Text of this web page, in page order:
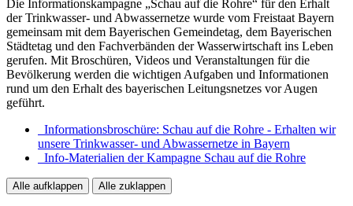
Die Informationskampagne „Schau auf die Rohre“ für den Erhalt
der Trinkwasser- und Abwassernetze wurde vom Freistaat Bayern
gemeinsam mit dem Bayerischen Gemeindetag, dem Bayerischen
Städtetag und den Fachverbänden der Wasserwirtschaft ins Leben
gerufen. Mit Broschüren, Videos und Veranstaltungen für die
Bevölkerung werden die wichtigen Aufgaben und Informationen
rund um den Erhalt des bayerischen Leitungsnetzes vor Augen
geführt.
Informationsbroschüre: Schau auf die Rohre - Erhalten wir
unsere Trinkwasser- und Abwassernetze in Bayern
Info-Materialien der Kampagne Schau auf die Rohre
Alle aufklappen Alle zuklappen